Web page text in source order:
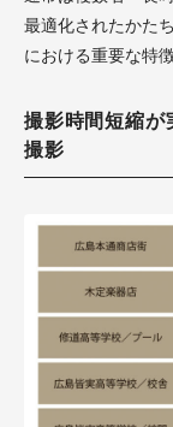
最適化されたかた
における重要な特
撮影時間短縮が
撮影